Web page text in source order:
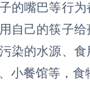
的嘴巴等行
自己的筷子
染的水源、
小餐馆等，食